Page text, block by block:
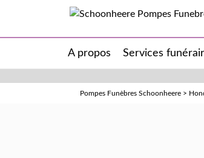
A propos Services
Pompes Funèbres Schoonheere >